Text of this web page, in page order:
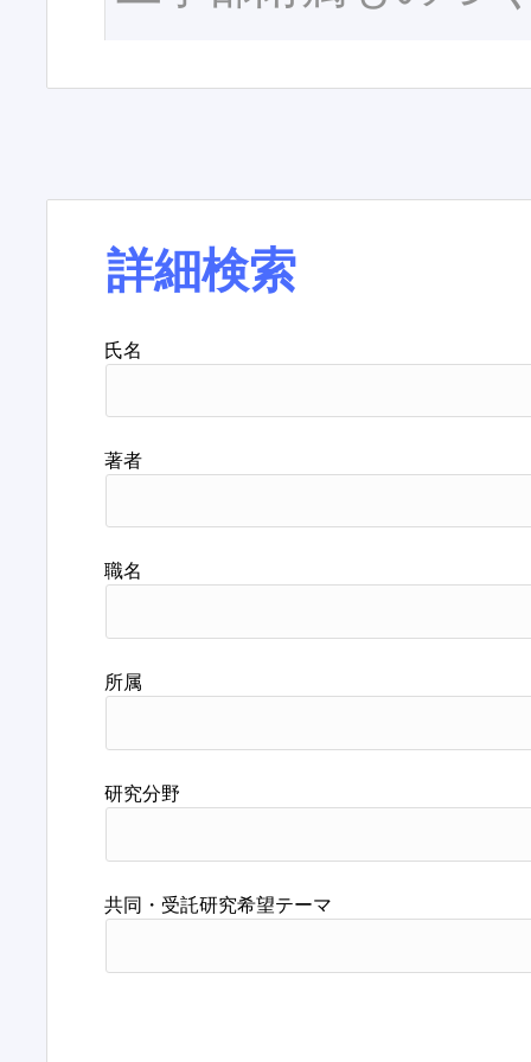
詳細検索
氏名
著者
職名
所属
研究分野
共同・受託研究希望テーマ